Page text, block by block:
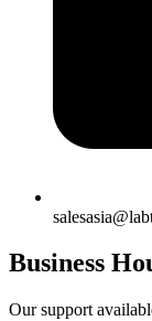
Business
Our support